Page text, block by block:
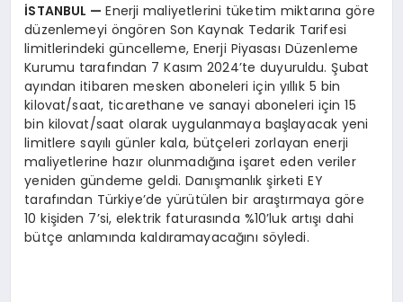
İSTANBUL —Enerji maliyetlerini tüketim miktarına göre
düzenlemeyi öngören Son Kaynak Tedarik Tarifesi
limitlerindeki güncelleme, Enerji Piyasası Düzenleme
Kurumu tarafından 7 Kasım 2024’te duyuruldu. Şubat
ayından itibaren mesken aboneleri için yıllık 5 bin
kilovat/saat, ticarethane ve sanayi aboneleri için 15
bin kilovat/saat olarak uygulanmaya başlayacak yeni
limitlere sayılı günler kala, bütçeleri zorlayan enerji
maliyetlerine hazır olunmadığına işaret eden veriler
yeniden gündeme geldi. Danışmanlık şirketi EY
tarafından Türkiye’de yürütülen bir araştırmaya göre
10 kişiden 7’si, elektrik faturasında %10’luk artışı dahi
bütçe anlamında kaldıramayacağını söyledi.